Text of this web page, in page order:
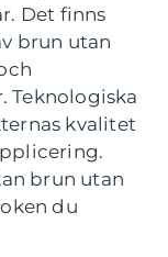
Det finns
brun utan
Teknologiska
kvalitet
brun utan
du